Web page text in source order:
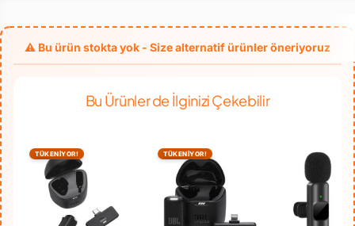
Bu Ürünler de İlginizi Çekebilir
TÜKENİYOR! TÜKENİYOR!